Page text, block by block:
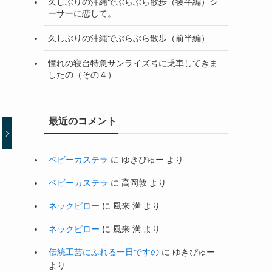
ーサーに恋して。
久しぶりの沖縄でぶらぶら散歩（前半編）
憧れの寝台特急サンライズ号に乗車してきま
したの（その４）
最近のコメント
ベビーカステラ に ゆきぴゅー より
ベビーカステラ に 高岡敦 より
ネックピロー に 風来 満 より
ネックピロー に 風来 満 より
伝統工芸にふれる一日ですの に ゆきぴゅー
より